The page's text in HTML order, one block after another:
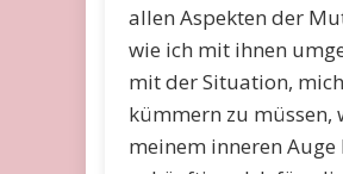
allen Aspekten der
wie ich mit ihnen
mit der Situation,
kümmern zu müssen,
meinem inneren